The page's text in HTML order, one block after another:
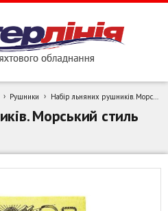
Рушники Набір льняних рушників. Морський стиль ARC 7003
Морський стиль